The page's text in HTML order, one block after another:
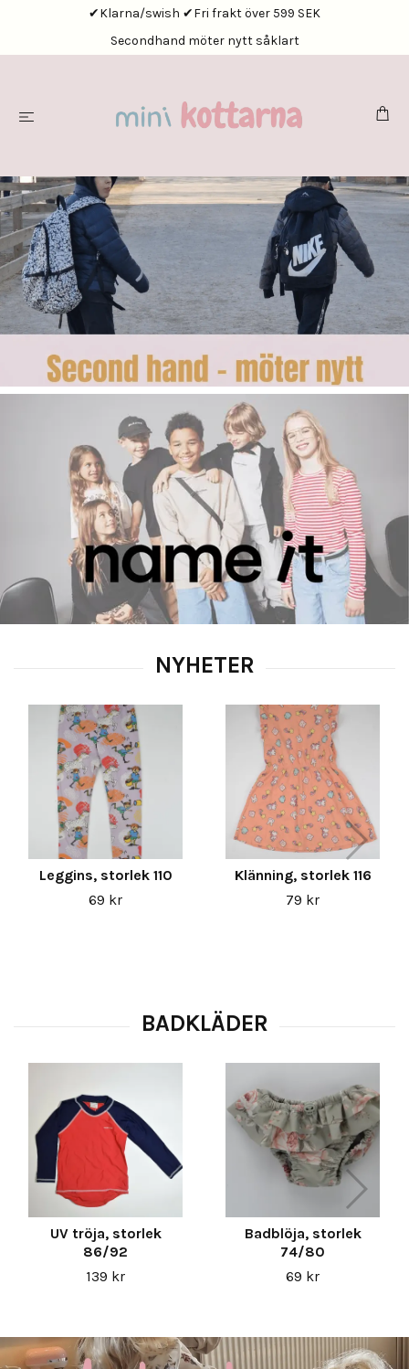
✔Klarna/swish ✔Fri frakt över 599 SEK
Secondhand möter nytt såklart
Leggins, storlek 110
69 kr
Klänning, storlek 116
79 kr
UV tröja, storlek
86/92
139 kr
Badblöja, storlek
74/80
69 kr